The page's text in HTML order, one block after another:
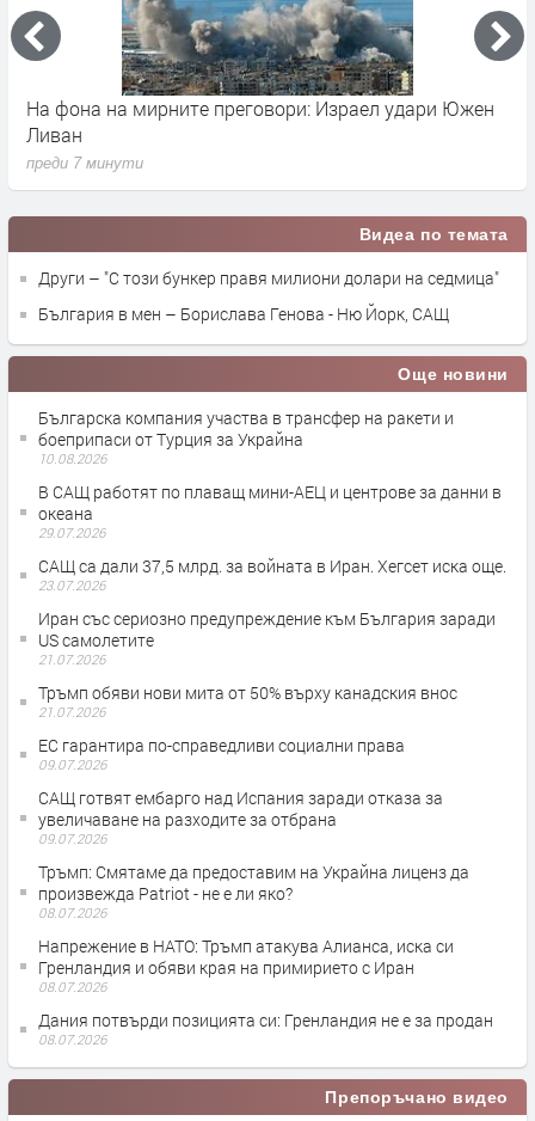
На фона на мирните преговори: Израел удари Южен
Ливан
преди 7 минути
Видеа по темата
Други – "С този бункер правя милиони долари на седмица"
България в мен – Борислава Генова - Ню Йорк, САЩ
Още новини
Българска компания участва в трансфер на ракети и
боеприпаси от Турция за Украйна
10.08.2026
В САЩ работят по плаващ мини-АЕЦ и центрове за данни в
океана
29.07.2026
САЩ са дали 37,5 млрд. за войната в Иран. Хегсет иска още.
23.07.2026
Иран със сериозно предупреждение към България заради
US самолетите
21.07.2026
Тръмп обяви нови мита от 50% върху канадския внос
21.07.2026
ЕС гарантира по-справедливи социални права
09.07.2026
САЩ готвят ембарго над Испания заради отказа за
увеличаване на разходите за отбрана
09.07.2026
Тръмп: Смятаме да предоставим на Украйна лиценз да
произвежда Patriot - не е ли яко?
08.07.2026
Напрежение в НАТО: Тръмп атакува Алианса, иска си
Гренландия и обяви края на примирието с Иран
08.07.2026
Дания потвърди позицията си: Гренландия не е за продан
08.07.2026
Препоръчано видео